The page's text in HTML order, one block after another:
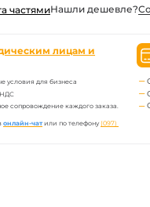
частямиНашли дешевле?
лицам и
условия для бизнеса
НДС
сопровождение каждого заказа.
онлайн-чатили по телефону(097)